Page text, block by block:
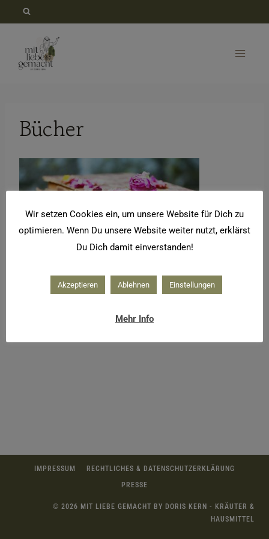
springen
Bücher
IMPRESSUM
RECHTLICHES & DATENSCHUTZERKLÄRUNG
PRESSE
© 2026 MIT LIEBE GEMACHT BY DORIS KERN - KRÄUTER &
HAUSMITTEL
Wir setzen Cookies ein, um unsere Website für Dich zu
optimieren. Wenn Du unsere Website weiter nutzt, erklärst
Du Dich damit einverstanden!
Akzeptieren Ablehnen Einstellungen
Mehr Info